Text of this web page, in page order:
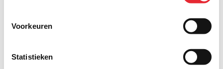
Voorkeuren
Statistieken